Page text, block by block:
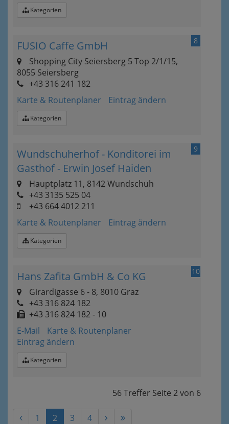
Kategorien
8
FUSIO Caffe GmbH
Shopping City Seiersberg 5 Top 2/1/15,
8055 Seiersberg
+43 316 241 182
Karte & Routenplaner
Eintrag ändern
Kategorien
9
Wundschuherhof - Konditorei im
Gasthof - Erwin Josef Haiden
Hauptplatz 11, 8142 Wundschuh
+43 3135 525 04
+43 664 4012 211
Karte & Routenplaner
Eintrag ändern
Kategorien
10
Hans Zafita GmbH & Co KG
Girardigasse 6 - 8, 8010 Graz
+43 316 824 182
+43 316 824 182 - 10
E-Mail
Karte & Routenplaner
Eintrag ändern
Kategorien
56 Treffer Seite 2von 6
1 2 3 4